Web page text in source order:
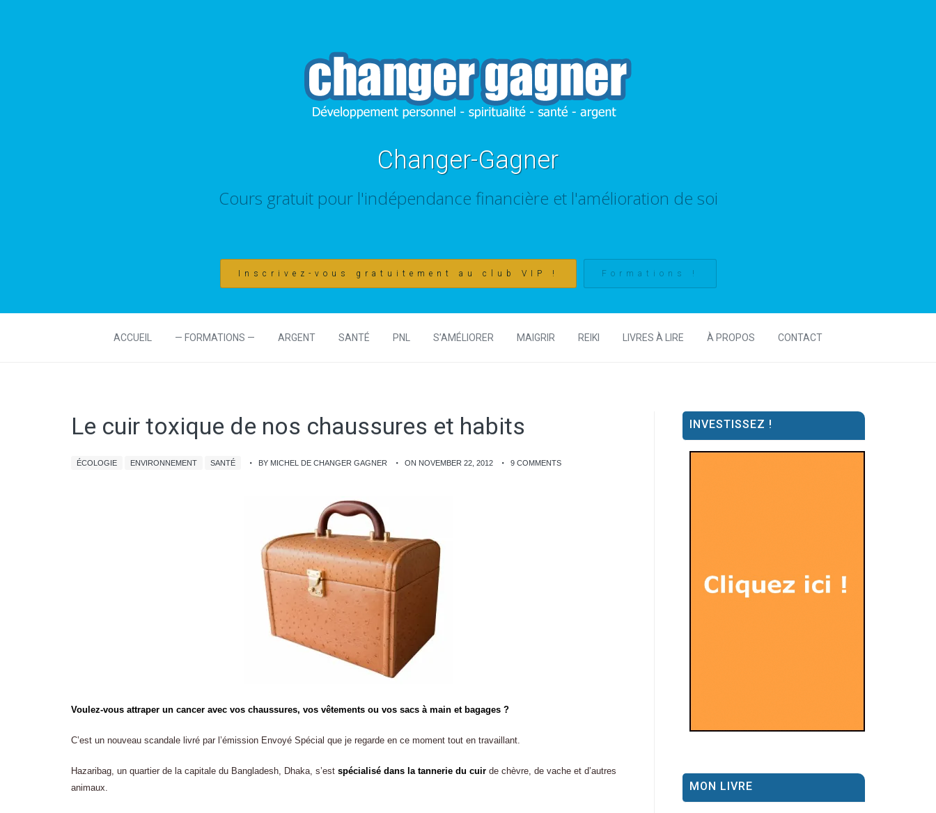
Changer-Gagner
Cours gratuit pour l'indépendance financière et l'amélioration de soi
Inscrivez-vous gratuitement au club VIP ! Formations !
ACCUEIL — FORMATIONS — ARGENT SANTÉ PNL S’AMÉLIORER MAIGRIR REIKI LIVRES À LIRE À PROPOS CONTACT
Le cuir toxique de nos chaussures et habits
ÉCOLOGIE ENVIRONNEMENT SANTÉ BY MICHEL DE CHANGER GAGNER ON NOVEMBER 22, 2012 9 COMMENTS
Voulez-vous attraper un cancer avec vos chaussures, vos vêtements ou vos sacs à main et bagages ?
C’est un nouveau scandale livré par l’émission Envoyé Spécial que je regarde en ce moment tout en travaillant.
Hazaribag, un quartier de la capitale du Bangladesh, Dhaka, s’est spécialisé dans la tannerie du cuir de chèvre, de vache et d’autres
animaux.
INVESTISSEZ !
MON LIVRE